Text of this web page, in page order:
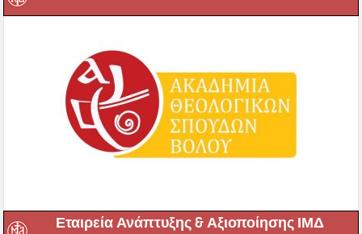
Εταιρεία Ανάπτυξης & Αξιοποίησης ΙΜΔ